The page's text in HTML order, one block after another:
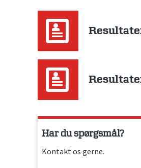
Har du spørgsmål?
Kontakt os gerne.